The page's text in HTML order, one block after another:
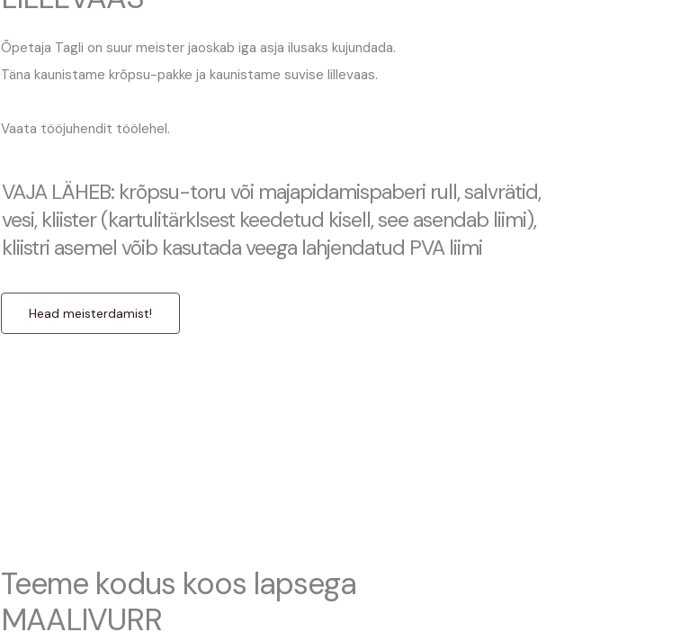
Õpetaja Tagli on suur meister jaoskab iga asja ilusaks kujundada.
Täna kaunistame krõpsu-pakke ja kaunistame suvise lillevaas.
Vaata tööjuhendit töölehel.
VAJA LÄHEB: krõpsu-toru või majapidamispaberi rull, salvrätid,
vesi, kliister (kartulitärklsest keedetud kisell, see asendab liimi),
kliistri asemel võib kasutada veega lahjendatud PVA liimi
Head meisterdamist!
Teeme kodus koos lapsega
MAALIVURR